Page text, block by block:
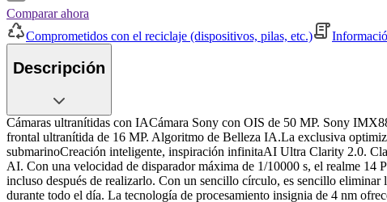
Comparar ahora
Comprometidos con el reciclaje (dispositivos, pilas, etc.)
Descripción
Cámaras ultranítidas con IACámara Sony con OIS de 50 MP. Sony
frontal ultranítida de 16 MP. Algoritmo de Belleza IA.La exclusiva
submarinoCreación inteligente, inspiración infinitaAI Ultra Clarity 2.0.
AI. Con una velocidad de disparador máxima de 1/10000 s, el realme 14
incluso después de realizarlo. Con un sencillo círculo, es sencillo
durante todo el día. La tecnología de procesamiento insignia de 4 nm